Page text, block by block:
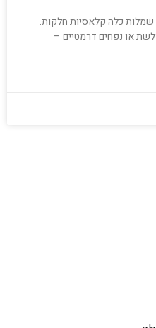
כלה קלאסיות חלקות.
או נפחים דרמטיים –